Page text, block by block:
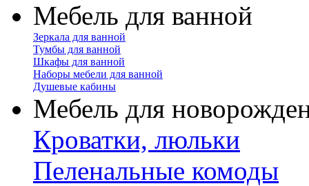
Мебель для ванной
Зеркала для ванной
Тумбы для ванной
Шкафы для ванной
Наборы мебели для ванной
Душевые кабины
Мебель для
Кроватки, люльки
Пеленальные комоды